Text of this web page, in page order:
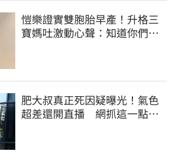
愷樂證實雙胞胎早產！升格三
寶媽吐激動心聲：知道你們很
肥大叔真正死因疑曝光！氣色
超差還開直播 網抓這一點超